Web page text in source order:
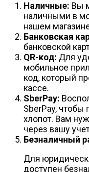
Наличные: Вы
наличными в
нашем
Банковская
банковской
QR-код: Для
мобильное
код, который
кассе.
SberPay:
SberPay, чтобы
хлопот. Вам
через вашу
Безналичный
Для
доступен